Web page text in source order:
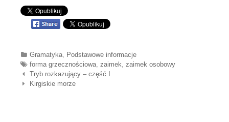
Categories
Gramatyka, Podstawowe informacje
Tags
forma grzecznościowa, zaimek, zaimek osobowy
Nawigacja wpisów
Tryb rozkazujący – część I
Kirgiskie morze